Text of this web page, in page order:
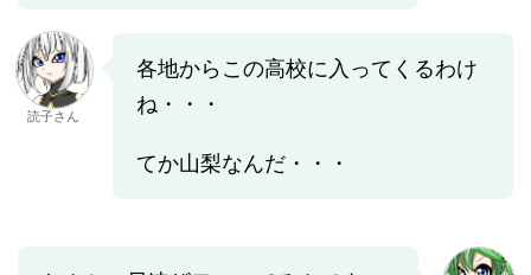
読子さん
各地からこの高校に入ってくるわけ
ね・・・
てか山梨なんだ・・・